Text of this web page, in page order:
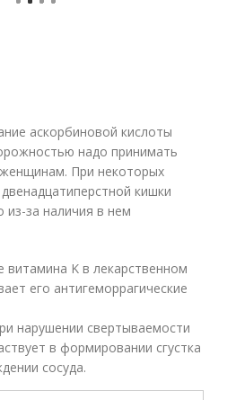
аскорбиновой кислоты
надо принимать
При некоторых
кишки
из-за наличия в нем
K в лекарственном
его антигеморрагические
нарушении свертываемости
в формировании сгустка
сосуда.